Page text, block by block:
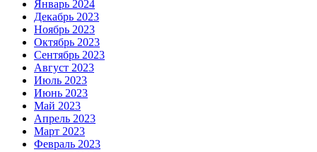
Январь 2024
Декабрь 2023
Ноябрь 2023
Октябрь 2023
Сентябрь 2023
Август 2023
Июль 2023
Июнь 2023
Май 2023
Апрель 2023
Март 2023
Февраль 2023